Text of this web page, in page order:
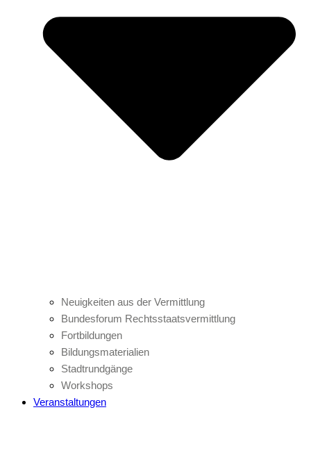
Neuigkeiten aus der Vermittlung
Bundesforum Rechtsstaatsvermittlung
Fortbildungen
Bildungsmaterialien
Stadtrundgänge
Workshops
Veranstaltungen